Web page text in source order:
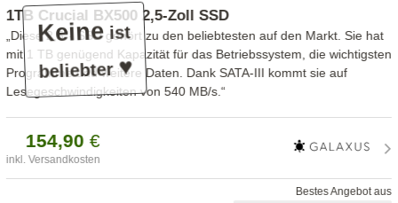
Keineist
beliebter♥
1TB Crucial BX500 2,5-Zoll SSD
„Diese 2,5''- SSD gehört zu den beliebtesten auf den Markt. Sie hat
mit 1 TB genügend Kapazität für das Betriebssystem, die wichtigsten
Programme und weitere Daten. Dank SATA-III kommt sie auf
Lesegeschwindigkeiten von 540 MB/s.“
154,90 €
inkl. Versandkosten
Bestes Angebot aus